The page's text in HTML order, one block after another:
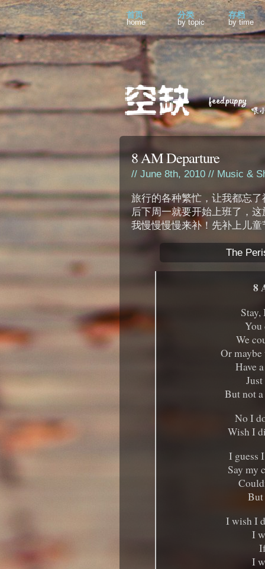
首页
home
分类
by topic
存档
by time
8 AM Departure
// June 8th, 2010 // Music &
旅行的各种繁忙，让我都忘
后下周一就要开始上班了，
我慢慢慢慢来补！先补上儿
The
8
You
We
Or
Have
But not
No I
Wish I
I guess
Say my
I wish I
I
I